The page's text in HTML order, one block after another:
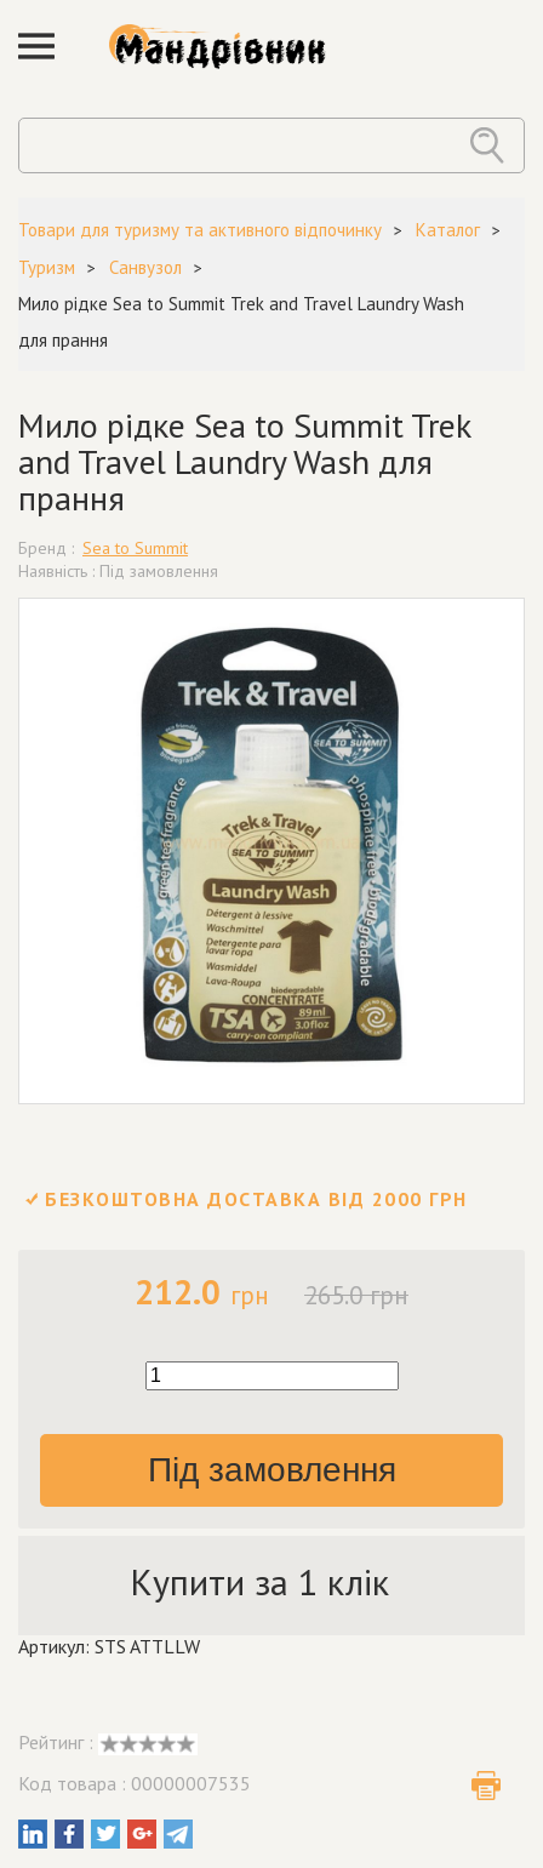
Товари для туризму та активного відпочинку
Каталог
Туризм
Санвузол
Мило рідке Sea to Summit Trek and Travel Laundry Wash
для прання
Мило рідке Sea to Summit Trek
and Travel Laundry Wash для
прання
Бренд : Sea to Summit
Наявність : Під замовлення
БЕЗКОШТОВНА ДОСТАВКА ВІД 2000 ГРН
212.0 грн 265.0 грн
Під замовлення
Купити за 1 клік
Артикул: STS ATTLLW
Рейтинг :
Код товара : 00000007535